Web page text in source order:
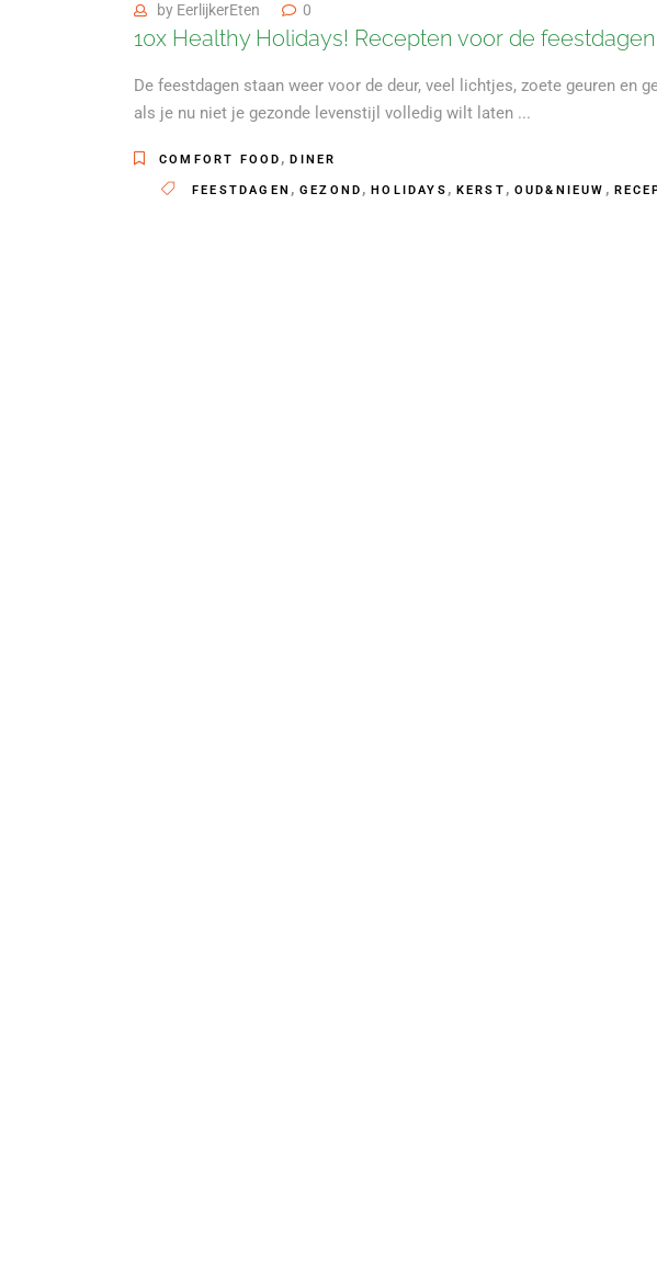
by EerlijkerEten 0
10x Healthy Holidays! Recepten voor de feestdagen
De feestdagen staan weer voor de deur, veel lichtjes, zoete geuren en
als je nu niet je gezonde levenstijl volledig wilt laten
COMFORT FOOD ,DINER
FEESTDAGEN , GEZOND ,HOLIDAYS , KERST , OUD&NIEUW ,